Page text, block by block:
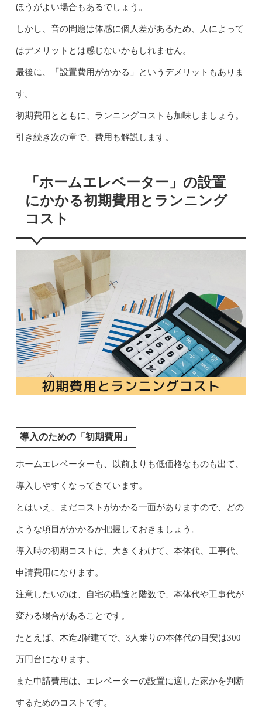
ほうがよい場合もあるでしょう。
しかし、音の問題は体感に個人差があるため、人によって
はデメリットとは感じないかもしれません。
最後に、「設置費用がかかる」というデメリットもありま
す。
初期費用とともに、ランニングコストも加味しましょう。
引き続き次の章で、費用も解説します。
「ホームエレベーター」の設置
にかかる初期費用とランニング
コスト
導入のための「初期費用」
ホームエレベーターも、以前よりも低価格なものも出て、
導入しやすくなってきています。
とはいえ、まだコストがかかる一面がありますので、どの
ような項目がかかるか把握しておきましょう。
導入時の初期コストは、大きくわけて、本体代、工事代、
申請費用になります。
注意したいのは、自宅の構造と階数で、本体代や工事代が
変わる場合があることです。
たとえば、木造2階建てで、3人乗りの本体代の目安は300
万円台になります。
また申請費用は、エレベーターの設置に適した家かを判断
するためのコストです。